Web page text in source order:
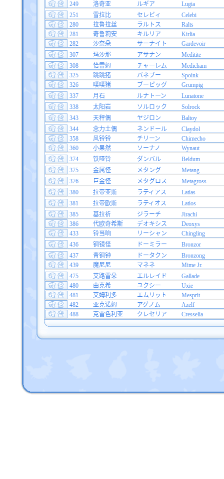
249
洛奇亚 ルギア
Lugia
251
雪拉比 セレビィ
Celebi
280
拉鲁拉丝 ラルトス
Ralts
281
奇鲁莉安 キルリア
Kirlia
282
沙奈朵 サーナイト
Gardevoir
307
玛沙那 アサナン
Meditite
308
恰雷姆 チャーレム
Medicham
325
跳跳猪 バネブー
Spoink
326
噗噗猪 ブーピッグ
Grumpig
337
月石 ルナトーン
Lunatone
338
太阳岩 ソルロック
Solrock
343
天秤偶 ヤジロン
Baltoy
344
念力土偶 ネンドール
Claydol
358
风铃铃 チリーン
Chimecho
360
小果然 ソーナノ
Wynaut
374
铁哑铃 ダンバル
Beldum
375
金属怪 メタング
Metang
376
巨金怪 メタグロス
Metagross
380
拉帝亚斯 ラティアス
Latias
381
拉帝欧斯 ラティオス
Latios
385
基拉祈 ジラーチ
Jirachi
386
代欧奇希斯 デオキシス
Deoxys
433
铃当响 リーシャン
Chingling
436
铜镜怪 ドーミラー
Bronzor
437
青铜钟 ドータクン
Bronzong
439
魔尼尼 マネネ
Mime Jr.
475
艾路雷朵 エルレイド
Gallade
480
由克希 ユクシー
Uxie
481
艾姆利多 エムリット
Mesprit
482
亚克诺姆 アグノム
Azelf
488
克雷色利亚 クレセリア Cresselia